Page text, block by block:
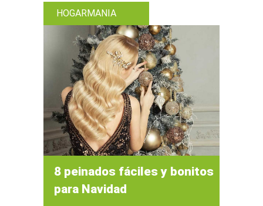
HOGARMANIA
8 peinados fáciles y bonitos
para Navidad